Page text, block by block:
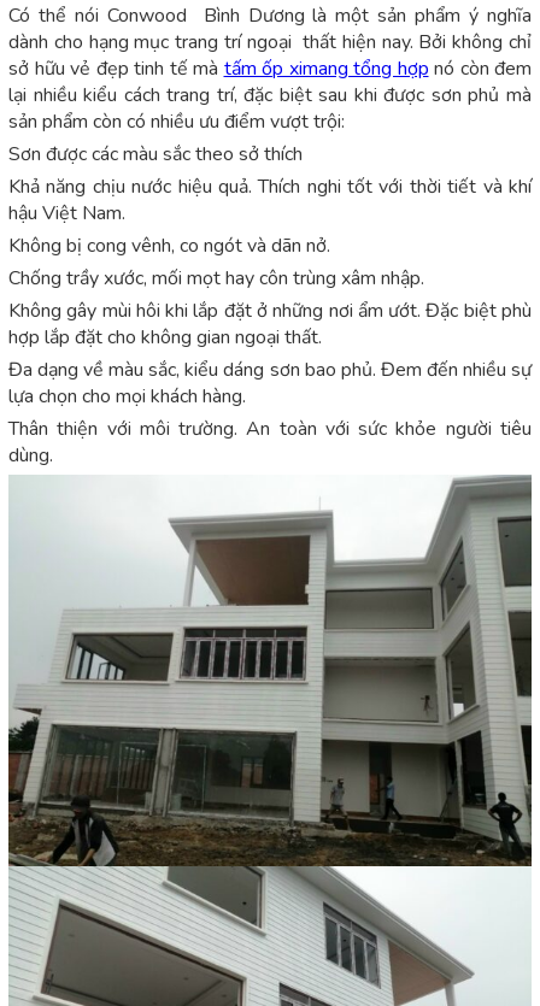
Có thể nói Conwood Bình Dương là một sản phẩm ý nghĩa
dành cho hạng mục trang trí ngoại thất hiện nay. Bởi không chỉ
sở hữu vẻ đẹp tinh tế mà tấm ốp ximang tổng hợp nó còn đem
lại nhiều kiểu cách trang trí, đặc biệt sau khi được sơn phủ mà
sản phẩm còn có nhiều ưu điểm vượt trội:
Sơn được các màu sắc theo sở thích
Khả năng chịu nước hiệu quả. Thích nghi tốt với thời tiết và khí
hậu Việt Nam.
Không bị cong vênh, co ngót và dãn nở.
Chống trầy xước, mối mọt hay côn trùng xâm nhập.
Không gây mùi hôi khi lắp đặt ở những nơi ẩm ướt. Đặc biệt phù
hợp lắp đặt cho không gian ngoại thất.
Đa dạng về màu sắc, kiểu dáng sơn bao phủ. Đem đến nhiều sự
lựa chọn cho mọi khách hàng.
Thân thiện với môi trường. An toàn với sức khỏe người tiêu
dùng.